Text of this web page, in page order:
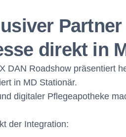
direkt in
DAN Roadshow präsentiert
in MD Stationär.
digitaler Pflegeapotheke
der Integration: